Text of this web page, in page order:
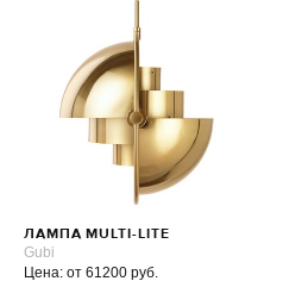
ЛАМПА MULTI-LITE
Gubi
Цена: от 61200 руб.